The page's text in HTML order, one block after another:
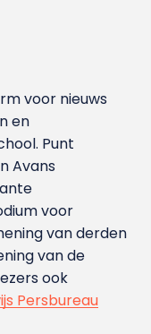
voor nieuws
en
Punt
Avans
voor
van derden
van de
ook
Persbureau